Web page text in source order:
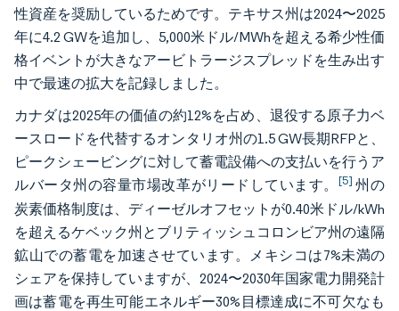
性資産を奨励しているためです。テキサス州は2024〜2025
年に4.2 GWを追加し、5,000米ドル/MWhを超える希少性価
格イベントが大きなアービトラージスプレッドを生み出す
中で最速の拡大を記録しました。
カナダは2025年の価値の約12%を占め、退役する原子力ベ
ースロードを代替するオンタリオ州の1.5 GW長期RFPと、
ピークシェービングに対して蓄電設備への支払いを行うア
ルバータ州の容量市場改革がリードしています。 [5] 州の
炭素価格制度は、ディーゼルオフセットが0.40米ドル/kWh
を超えるケベック州とブリティッシュコロンビア州の遠隔
鉱山での蓄電を加速させています。メキシコは7%未満の
シェアを保持していますが、2024〜2030年国家電力開発計
画は蓄電を再生可能エネルギー30%目標達成に不可欠なも